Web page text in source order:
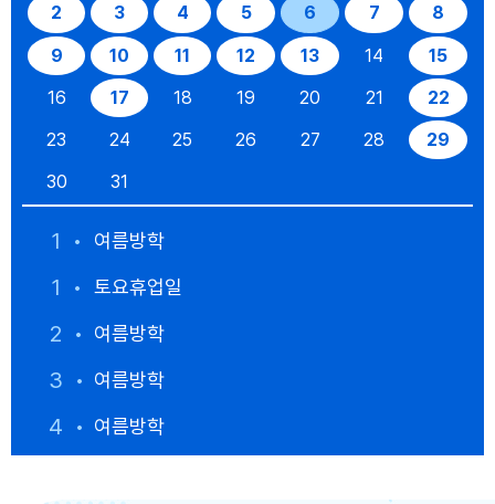
2 3 4 5 6 7 8
9 10 11 12 13 14
15
16
17 18 19 20 21
22
23
24 25 26 27 28
29
30
31
1 여름방학
1 토요휴업일
2 여름방학
3 여름방학
4 여름방학